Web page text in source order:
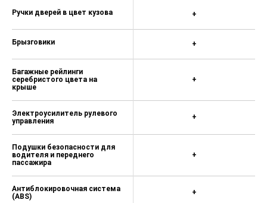
Ручки дверей в цвет кузова
Брызговики
Багажные рейлинги
серебристого цвета на
крыше
Электроусилитель рулевого
управления
Подушки безопасности для
водителя и переднего
пассажира
Антиблокировочная система
(ABS)
+
+
+
+
+
+